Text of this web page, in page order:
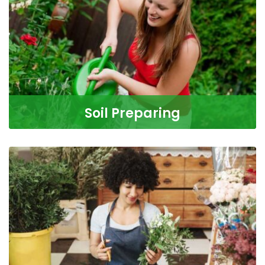
Soil Preparing
elements plants need to
READ MORE